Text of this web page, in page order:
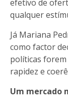
efetivo de
qualquer
Já Mariana
como factor
políticas
rapidez e
Um mercado